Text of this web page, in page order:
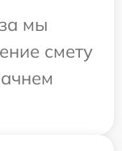
мы
смету